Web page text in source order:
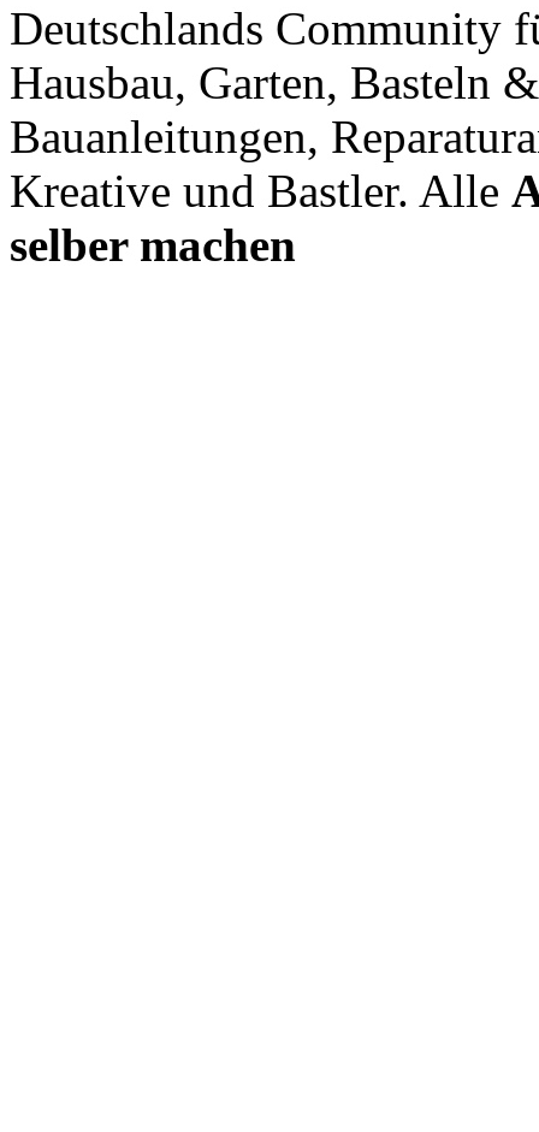
Deutschlands Community
Hausbau, Garten, Basteln
Bauanleitungen,
Kreative und Bastler. Alle
selber machen